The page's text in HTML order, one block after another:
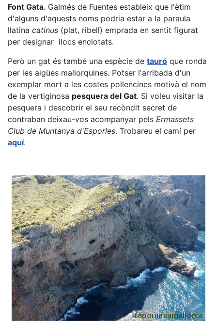
Font Gata. Galmés de Fuentes estableix que l'ètim
d'alguns d'aquests noms podria estar a la paraula
llatina catinus (plat, ribell) emprada en sentit figurat
per designar llocs enclotats.
Però un gat és també una espècie de tauró que ronda
per les aigües mallorquines. Potser l'arribada d'un
exemplar mort a les costes pollencines motivà el nom
de la vertiginosa pesquera del Gat. Si voleu visitar la
pesquera i descobrir el seu recòndit secret de
contraban deixau-vos acompanyar pels Ermassets
Club de Muntanya d'Esporles. Trobareu el camí per
aquí.